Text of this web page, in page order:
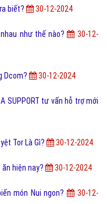
biết? 30-12-2024
như thế nào?
30-12-
Dcom? 30-12-2024
SUPPORT tư vấn hỗ trợ mới
Tor Là Gì? 30-12-2024
hiện nay? 30-12-2024
món Nui ngon?
30-12-